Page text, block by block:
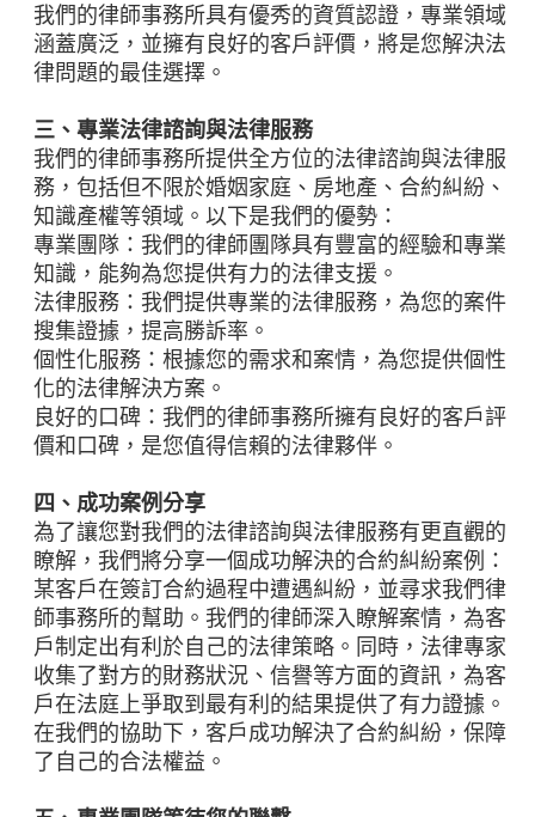
我們的律師事務所具有優秀的資質認證，專業領域
涵蓋廣泛，並擁有良好的客戶評價，將是您解決法
律問題的最佳選擇。
三、專業法律諮詢與法律服務
我們的律師事務所提供全方位的法律諮詢與法律服
務，包括但不限於婚姻家庭、房地產、合約糾紛、
知識產權等領域。以下是我們的優勢：
專業團隊：我們的律師團隊具有豐富的經驗和專業
知識，能夠為您提供有力的法律支援。
法律服務：我們提供專業的法律服務，為您的案件
搜集證據，提高勝訴率。
個性化服務：根據您的需求和案情，為您提供個性
化的法律解決方案。
良好的口碑：我們的律師事務所擁有良好的客戶評
價和口碑，是您值得信賴的法律夥伴。
四、成功案例分享
為了讓您對我們的法律諮詢與法律服務有更直觀的
瞭解，我們將分享一個成功解決的合約糾紛案例：
某客戶在簽訂合約過程中遭遇糾紛，並尋求我們律
師事務所的幫助。我們的律師深入瞭解案情，為客
戶制定出有利於自己的法律策略。同時，法律專家
收集了對方的財務狀況、信譽等方面的資訊，為客
戶在法庭上爭取到最有利的結果提供了有力證據。
在我們的協助下，客戶成功解決了合約糾紛，保障
了自己的合法權益。